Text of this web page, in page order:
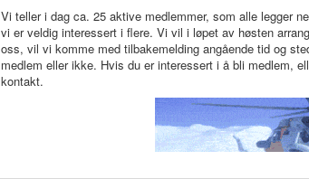
Vi teller i dag ca. 25 aktive medlemmer, som alle legger
vi er veldig interessert i flere. Vi vil i løpet av høsten
oss, vil vi komme med tilbakemelding angående tid og
medlem eller ikke. Hvis du er interessert i å bli medlem,
kontakt.